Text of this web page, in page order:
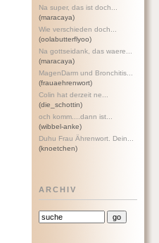
Na super, das ist doch...
(maracaya)
Wie verschieden doch...
(oolabutterflyoo)
Na gottseidank, das waere...
(maracaya)
MagenDarm und Bronchitis...
(frauaehrenwort)
Colin hat derzeit ne...
(die_schottin)
och komm....dann ist...
(wibbel-anke)
Duhu Frau Ährenwort. Dein...
(knoetchen)
ARCHIV